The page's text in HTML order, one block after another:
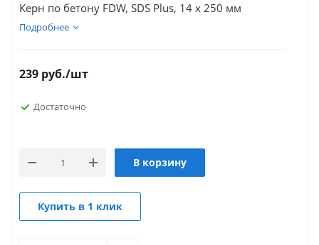
Керн по бетону FDW, SDS Plus, 14 х 250 мм
Подробнее
239 руб./шт
Достаточно
В корзину
Купить в 1 клик